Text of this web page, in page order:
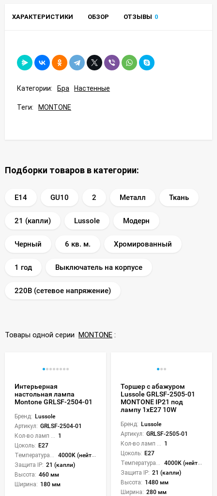
ХАРАКТЕРИСТИКИ ОБЗОР ОТЗЫВЫ 0
Категории: Бра Настенные
Теги: MONTONE
Подборки товаров в категории:
E14 GU10 2 Металл Ткань
21 (капли) Lussole Модерн
Черный 6 кв. м. Хромированный
1 год Выключатель на корпусе
220В (сетевое напряжение)
Товары одной серии MONTONE :
Интерьерная
настольная лампа
Montone GRLSF-2504-01
Бренд: Lussole
Артикул: GRLSF-2504-01
1
Цоколь: E27
4000K (нейтральный)
Защита IP: 21 (капли)
Высота: 460 мм
Ширина: 180 мм
Торшер с абажуром
Lussole GRLSF-2505-01
MONTONE IP21 под
лампу 1xE27 10W
Бренд: Lussole
Артикул: GRLSF-2505-01
1
Цоколь: E27
4000K (нейтральный)
Защита IP: 21 (капли)
Высота: 1480 мм
Ширина: 280 мм